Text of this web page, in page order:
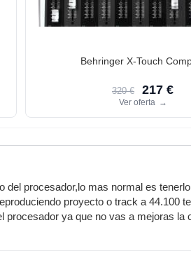
Behringer X-Touch
320 € 217 €
Ver oferta →
procesador,lo mas normal es
proyecto o track a 44.100
ya que no vas a mejoras la